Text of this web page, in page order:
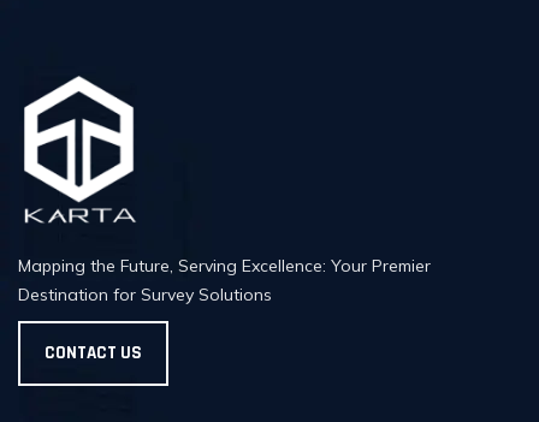
Mapping the Future, Serving Excellence: Your Premier
Destination for Survey Solutions
CONTACT US